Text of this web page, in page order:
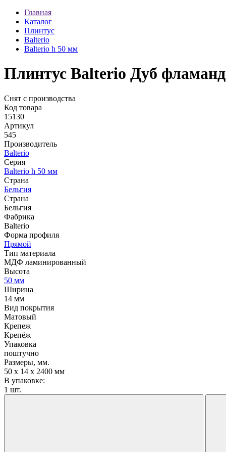
Главная
Каталог
Плинтус
Balterio
Balterio h 50 мм
Плинтус Balterio Дуб
Снят с производства
Код товара
15130
Артикул
545
Производитель
Balterio
Серия
Balterio h 50 мм
Страна
Бельгия
Страна
Бельгия
Фабрика
Balterio
Форма профиля
Прямой
Тип материала
МДФ ламинированный
Высота
50 мм
Ширина
14 мм
Вид покрытия
Матовый
Крепеж
Крепёж
Упаковка
поштучно
Размеры, мм.
50 х 14 х 2400 мм
В упаковке:
1 шт.